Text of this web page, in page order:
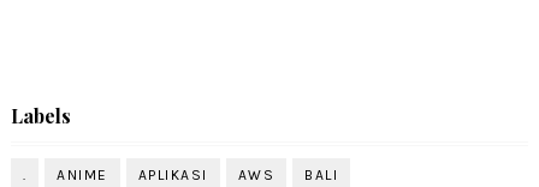
Labels
. ANIME APLIKASI AWS BALI